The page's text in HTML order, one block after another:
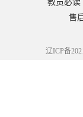
教员必读
售
辽ICP备